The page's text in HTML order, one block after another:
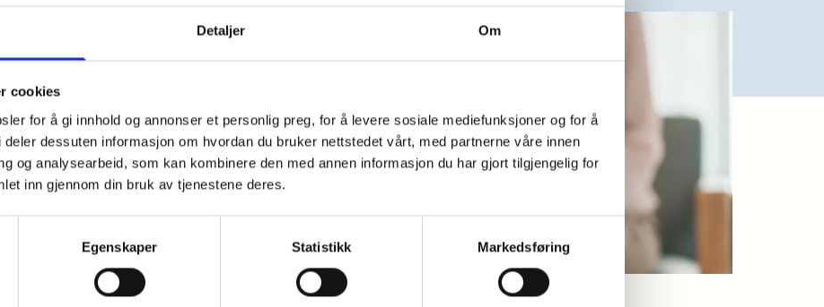
Detaljer Om
cookies
for å gi innhold og annonser et personlig preg, for å levere sosiale mediefunksjoner og for å
dessuten informasjon om hvordan du bruker nettstedet vårt, med partnerne våre innen
og analysearbeid, som kan kombinere den med annen informasjon du har gjort tilgjengelig for
inn gjennom din bruk av tjenestene deres.
Egenskaper Statistikk Markedsføring